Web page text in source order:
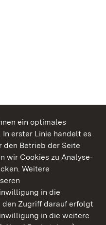
ein optimales
erster Linie handelt es
den Betrieb der Seite
wir Cookies zu Analyse-
Weitere
in die
den Zugriff darauf erfolgt
in die weitere
Baden-Württemberg